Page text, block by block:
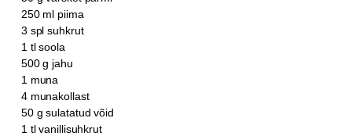
250 ml piima
3 spl suhkrut
1 tl soola
500 g jahu
1 muna
4 munakollast
50 g sulatatud võid
1 tl vanillisuhkrut